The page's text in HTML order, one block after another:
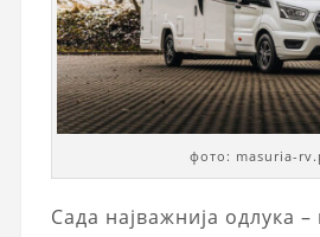
фото: masuria-
Сада најважнија одлука